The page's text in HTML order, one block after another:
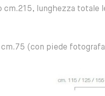
cm.215, lunghezza totale
(con piede